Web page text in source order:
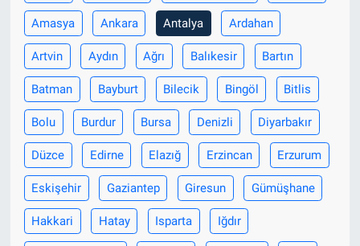
Amasya Ankara Antalya Ardahan
Artvin Aydın Ağrı Balıkesir Bartın
Batman Bayburt Bilecik Bingöl Bitlis
Bolu Burdur Bursa Denizli Diyarbakır
Düzce Edirne Elazığ Erzincan Erzurum
Eskişehir Gaziantep Giresun Gümüşhane
Hakkari Hatay Isparta Iğdır